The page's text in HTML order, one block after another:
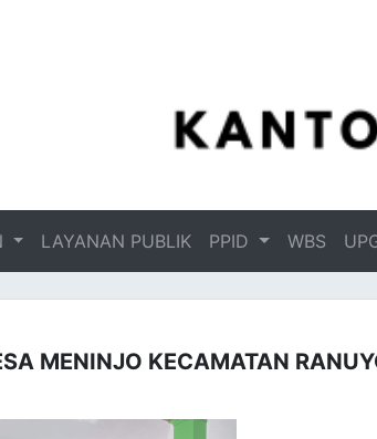
LAYANAN PUBLIK PPID WBS
MENINJO KECAMATAN